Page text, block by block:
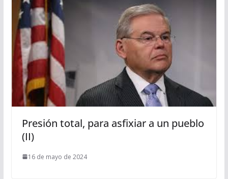
Presión total, para asfixiar a un pueblo
(II)
16 de mayo de 2024